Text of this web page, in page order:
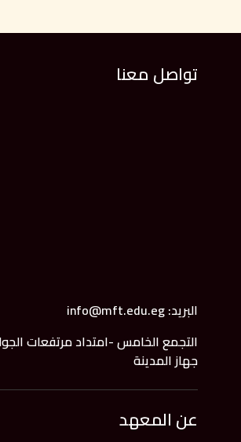
تواصل معنا
البريد: info@mft.edu.eg
التجمع الخامس -امتداد مرتفعات
جهاز المدينة
عن المعهد